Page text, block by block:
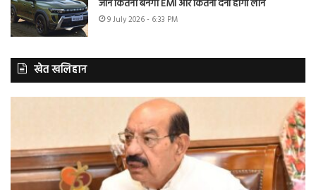
जानें कितनी बनेगी EMI और कितना देना होगा लोन
9 July 2026 - 6:33 PM
खेत खलिहान